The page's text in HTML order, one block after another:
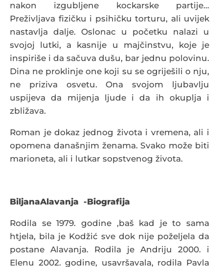
nakon izgubljene kockarske partije…
Preživljava fizičku i psihičku torturu, ali uvijek
nastavlja dalje. Oslonac u početku nalazi u
svojoj lutki, a kasnije u majčinstvu, koje je
inspiriše i da sačuva dušu, bar jednu polovinu.
Dina ne proklinje one koji su se ogriješili o nju,
ne priziva osvetu. Ona svojom ljubavlju
uspijeva da mijenja ljude i da ih okuplja i
zbližava.
Roman je dokaz jednog života i vremena, ali i
opomena današnjim ženama. Svako može biti
marioneta, ali i lutkar sopstvenog života.
BiljanaAlavanja -Biografija
Rodila se 1979. godine ,baš kad je to sama
htjela, bila je Kodžić sve dok nije poželjela da
postane Alavanja. Rodila je Andriju 2000. i
Elenu 2002. godine, usavršavala, rodila Pavla